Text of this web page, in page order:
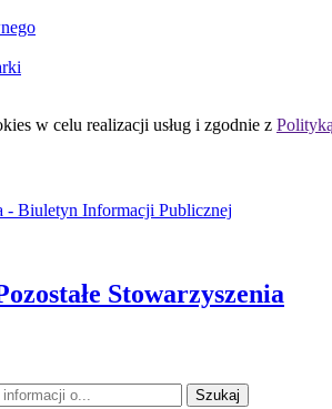
w celu realizacji usług i zgodnie z
- Biuletyn Informacji Publicznej
Stowarzyszenia
Szukaj